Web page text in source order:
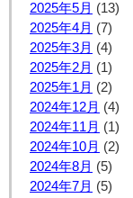
2025年5月 (13)
2025年4月 (7)
2025年3月 (4)
2025年2月 (1)
2025年1月 (2)
2024年12月 (4)
2024年11月 (1)
2024年10月 (2)
2024年8月 (5)
2024年7月 (5)